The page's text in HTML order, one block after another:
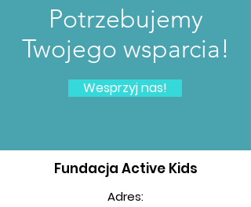
Potrzebujemy
Twojego wsparcia!
Wesprzyj nas!
Fundacja Active Kids
Adres: